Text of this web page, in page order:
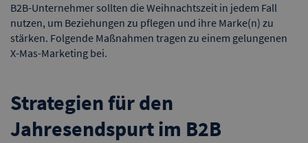
B2B-Unternehmer sollten die Weihnachtszeit in jedem Fall
nutzen, um Beziehungen zu pflegen und ihre Marke(n) zu
stärken. Folgende Maßnahmen tragen zu einem gelungenen
X-Mas-Marketing bei.
Strategien für den
Jahresendspurt im B2B